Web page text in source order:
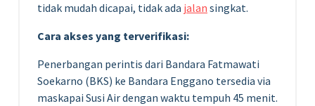
tidak mudah dicapai, tidak ada jalan singkat.
Cara akses yang terverifikasi:
Penerbangan perintis dari Bandara Fatmawati
Soekarno (BKS) ke Bandara Enggano tersedia via
maskapai Susi Air dengan waktu tempuh 45 menit.